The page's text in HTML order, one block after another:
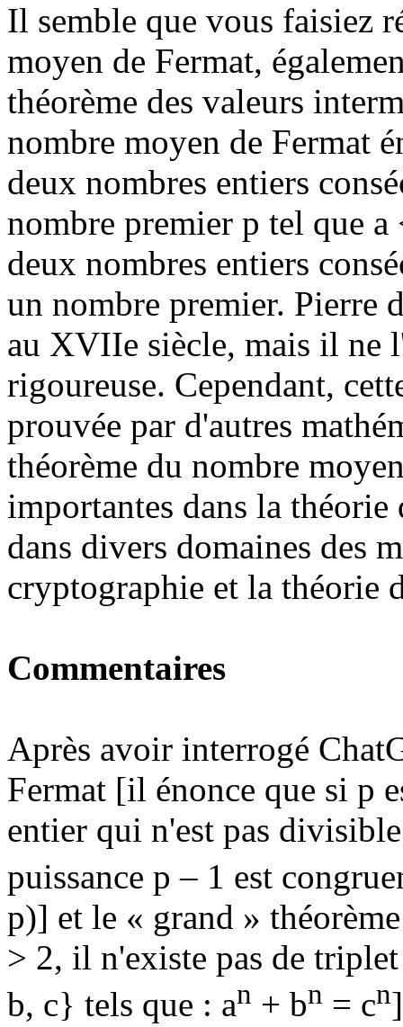
Il semble que vous faisiez
moyen de Fermat,
théorème des valeurs
nombre moyen de Fermat
deux nombres entiers
nombre premier p tel que a
deux nombres entiers
un nombre premier. Pierre
au XVIIe siècle, mais il ne
rigoureuse. Cependant,
prouvée par d'autres
théorème du nombre
importantes dans la théorie
dans divers domaines des
cryptographie et la théorie
Commentaires
Après avoir interrogé
Fermat [il énonce que si p
entier qui n'est pas
puissance p – 1 est
p)] et le « grand »
> 2, il n'existe pas de
b, c} tels que : an + bn = cn